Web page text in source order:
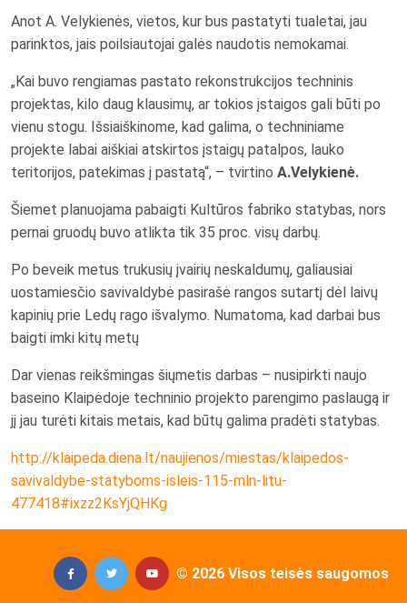
Anot A. Velykienės, vietos, kur bus pastatyti tualetai, jau
parinktos, jais poilsiautojai galės naudotis nemokamai.
„Kai buvo rengiamas pastato rekonstrukcijos techninis
projektas, kilo daug klausimų, ar tokios įstaigos gali būti po
vienu stogu. Išsiaiškinome, kad galima, o techniniame
projekte labai aiškiai atskirtos įstaigų patalpos, lauko
teritorijos, patekimas į pastatą“, – tvirtino A.Velykienė.
Šiemet planuojama pabaigti Kultūros fabriko statybas, nors
pernai gruodų buvo atlikta tik 35 proc. visų darbų.
Po beveik metus trukusių įvairių neskaldumų, galiausiai
uostamiesčio savivaldybė pasirašė rangos sutartį dėl laivų
kapinių prie Ledų rago išvalymo. Numatoma, kad darbai bus
baigti imki kitų metų
Dar vienas reikšmingas šiųmetis darbas – nusipirkti naujo
baseino Klaipėdoje techninio projekto parengimo paslaugą ir
jį jau turėti kitais metais, kad būtų galima pradėti statybas.
http://klaipeda.diena.lt/naujienos/miestas/klaipedos-
savivaldybe-statyboms-isleis-115-mln-litu-
477418#ixzz2KsYjQHKg
© 2026 Visos teisės saugomos